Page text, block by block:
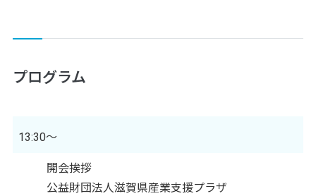
プログラム
13:30～
開会挨拶
公益財団法人滋賀県産業支援プラザ